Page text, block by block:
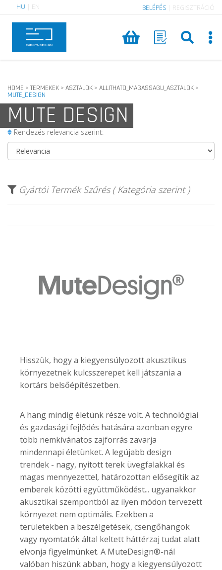
HU EN BELÉPÉS REGISZTRÁCIÓ
HOME > TERMEKEK > ASZTALOK > ALLITHATO_MAGASSAGU_ASZTALOK >
MUTE_DESIGN
MUTE DESIGN
Rendezés relevancia szerint:
Gyártói Termék Szűrés ( Kategória szerint )
Hisszük, hogy a kiegyensúlyozott akusztikus
környezetnek kulcsszerepet kell játszania a
kortárs belsőépítészetben.
A hang mindig életünk része volt. A technológiai
és gazdasági fejlődés hatására azonban egyre
több nemkívánatos zajforrás zavarja
mindennapi életünket. A legújabb design
trendek - nagy, nyitott terek üvegfalakkal és
magas mennyezettel, határozottan elősegítik az
emberek közötti együttműködést... ugyanakkor
akusztikai szempontból az ilyen módon tervezett
környezet nem optimális. Ezekben a
területekben a beszélgetések, csengőhangok
vagy nyomtatók által keltett háttérzaj tudat alatt
elvonja figyelmünket. A MuteDesign®-nál
valóban hiszünk abban, hogy a kiegyensúlyozott